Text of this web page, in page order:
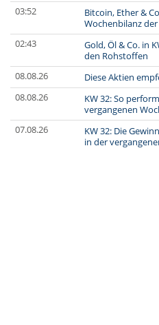
03:52
Bitcoin, Ether &
Wochenbilanz
02:43
Gold, Öl & Co. in
den Rohstoffen
08.08.26
Diese Aktien
08.08.26
KW 32: So
vergangenen
07.08.26
KW 32: Die
in der